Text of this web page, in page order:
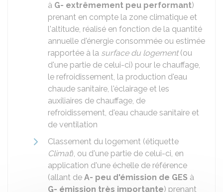
à G- extrêmement peu performant)
prenant en compte la zone climatique et
l'altitude, réalisé en fonction de la quantité
annuelle d'énergie consommée ou estimée
rapportée à la surface du logement(ou
d'une partie de celui-ci) pour le chauffage,
le refroidissement, la production d'eau
chaude sanitaire, l'éclairage et les
auxiliaires de chauffage, de
refroidissement, d'eau chaude sanitaire et
de ventilation
Classement du logement (étiquette
Climat), ou d'une partie de celui-ci, en
application d'une échelle de référence
(allant de A- peu d'émission de GES à
G- émission très importante) prenant